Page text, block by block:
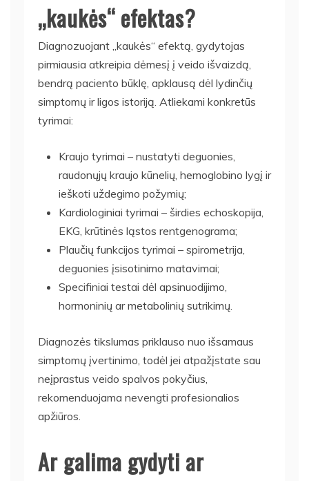
„kaukės“ efektas?
Diagnozuojant „kaukės“ efektą, gydytojas
pirmiausia atkreipia dėmesį į veido išvaizdą,
bendrą paciento būklę, apklausą dėl lydinčių
simptomų ir ligos istoriją. Atliekami konkretūs
tyrimai:
Kraujo tyrimai – nustatyti deguonies,
raudonųjų kraujo kūnelių, hemoglobino lygį ir
ieškoti uždegimo požymių;
Kardiologiniai tyrimai – širdies echoskopija,
EKG, krūtinės ląstos rentgenograma;
Plaučių funkcijos tyrimai – spirometrija,
deguonies įsisotinimo matavimai;
Specifiniai testai dėl apsinuodijimo,
hormoninių ar metabolinių sutrikimų.
Diagnozės tikslumas priklauso nuo išsamaus
simptomų įvertinimo, todėl jei atpažįstate sau
neįprastus veido spalvos pokyčius,
rekomenduojama nevengti profesionalios
apžiūros.
Ar galima gydyti ar